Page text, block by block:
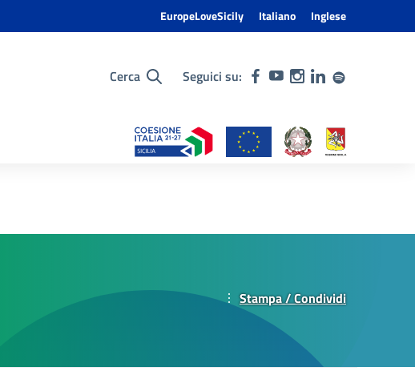
EuropeLoveSicily Italiano Inglese
Cerca Seguici su:
Stampa / Condividi